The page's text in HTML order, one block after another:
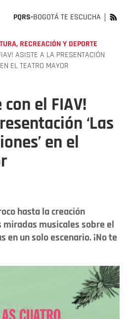
PQRS-BOGOTÁ TE ESCUCHA
RECREACIÓN Y DEPORTE
ASISTE A LA PRESENTACIÓN
EL TEATRO MAYOR
el FIAV!
‘Las
en el
hasta la creación
musicales sobre el
en un solo escenario. ¡No te